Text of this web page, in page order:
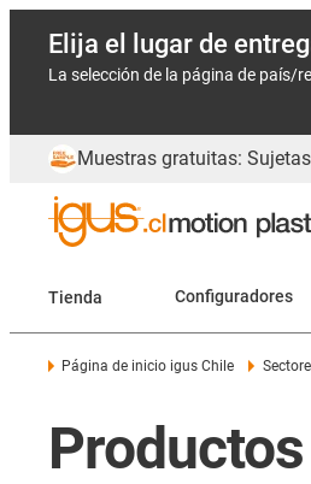
Elija el lugar de
La selección de la página de país/
Muestras gratuitas:
Tienda Configuradores
Página de inicio igus Chile